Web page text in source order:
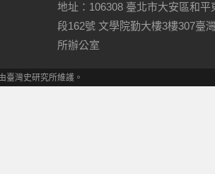
地址：106308 臺北市大安區和平
段162號 文學院勤大樓3樓307臺
所辦公室
灣史研究所維護。